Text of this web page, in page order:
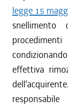
legge 15
snellimento
effettiva